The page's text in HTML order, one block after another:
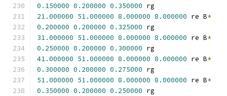
0.150000 0.200000 0.350000 rg
21.000000 51.000000 8.000000 8.000000 re B*
0.200000 0.200000 0.325000 rg
31.000000 51.000000 8.000000 8.000000 re B*
0.250000 0.200000 0.300000 rg
41.000000 51.000000 8.000000 8.000000 re B*
0.300000 0.200000 0.275000 rg
51.000000 51.000000 8.000000 8.000000 re B*
0.350000 0.200000 0.250000 rg